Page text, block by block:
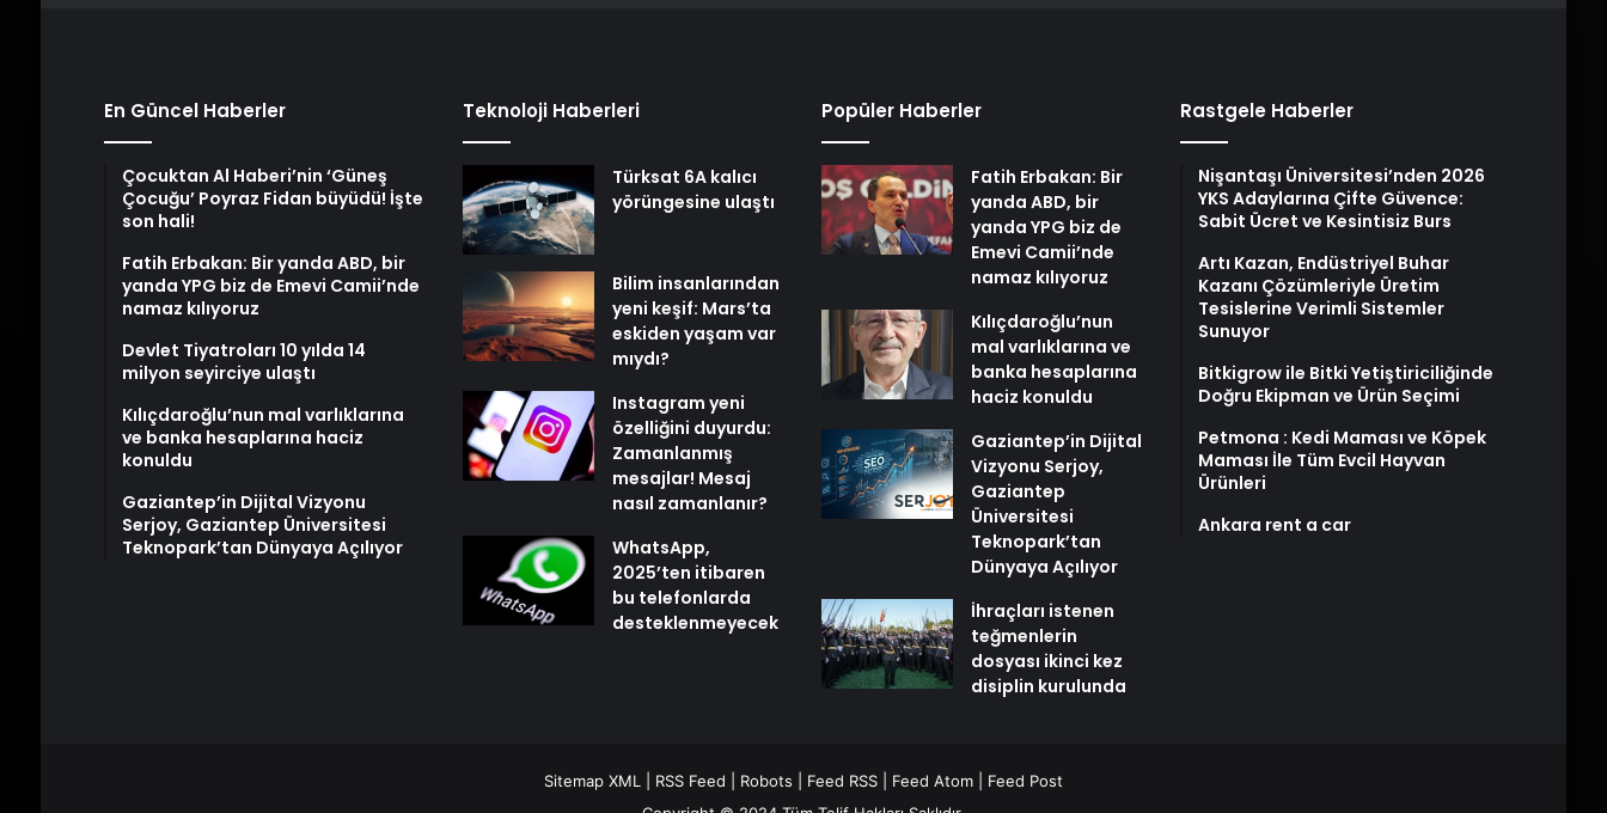
En Güncel Haberler
Çocuktan Al Haberi’nin ‘Güneş
Çocuğu’ Poyraz Fidan büyüdü! İşte
son hali!
Fatih Erbakan: Bir yanda ABD, bir
yanda YPG biz de Emevi Camii’nde
namaz kılıyoruz
Devlet Tiyatroları 10 yılda 14
milyon seyirciye ulaştı
Kılıçdaroğlu’nun mal varlıklarına
ve banka hesaplarına haciz
konuldu
Gaziantep’in Dijital Vizyonu
Serjoy, Gaziantep Üniversitesi
Teknopark’tan Dünyaya Açılıyor
Teknoloji Haberleri
Türksat 6A kalıcı
yörüngesine ulaştı
Bilim insanlarından
yeni keşif: Mars’ta
eskiden yaşam var
mıydı?
Instagram yeni
özelliğini duyurdu:
Zamanlanmış
mesajlar! Mesaj
nasıl zamanlanır?
WhatsApp,
2025’ten itibaren
bu telefonlarda
desteklenmeyecek
Popüler Haberler
Fatih Erbakan: Bir
yanda ABD, bir
yanda YPG biz de
Emevi Camii’nde
namaz kılıyoruz
Kılıçdaroğlu’nun
mal varlıklarına ve
banka hesaplarına
haciz konuldu
Gaziantep’in Dijital
Vizyonu Serjoy,
Gaziantep
Üniversitesi
Teknopark’tan
Dünyaya Açılıyor
İhraçları istenen
teğmenlerin
dosyası ikinci kez
disiplin kurulunda
Rastgele Haberler
Nişantaşı Üniversitesi’nden 2026
YKS Adaylarına Çifte Güvence:
Sabit Ücret ve Kesintisiz Burs
Artı Kazan, Endüstriyel Buhar
Kazanı Çözümleriyle Üretim
Tesislerine Verimli Sistemler
Sunuyor
Bitkigrow ile Bitki Yetiştiriciliğinde
Doğru Ekipman ve Ürün Seçimi
Petmona : Kedi Maması ve Köpek
Maması İle Tüm Evcil Hayvan
Ürünleri
Ankara rent a car
Sitemap XML| RSS Feed Robots Feed RSS| Feed Atom| Feed Post